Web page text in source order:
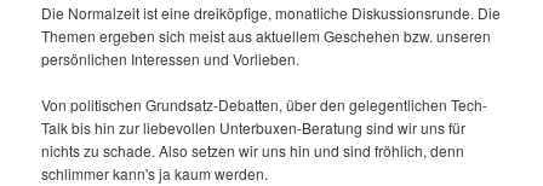
Die Normalzeit ist eine dreiköpfige, monatliche Diskussionsrunde. Die
Themen ergeben sich meist aus aktuellem Geschehen bzw. unseren
persönlichen Interessen und Vorlieben.
Von politischen Grundsatz-Debatten, über den gelegentlichen Tech-
Talk bis hin zur liebevollen Unterbuxen-Beratung sind wir uns für
nichts zu schade. Also setzen wir uns hin und sind fröhlich, denn
schlimmer kann's ja kaum werden.